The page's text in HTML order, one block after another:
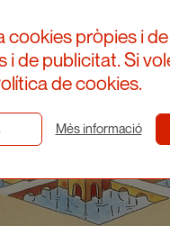
cookies pròpies i
i de publicitat. Si
de cookies.
Més informació